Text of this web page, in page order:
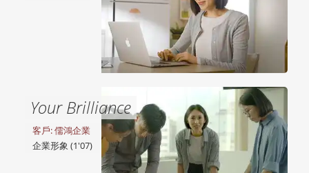
Your Brilliance
客戶: 儒鴻企業
企業形象 (1'07)